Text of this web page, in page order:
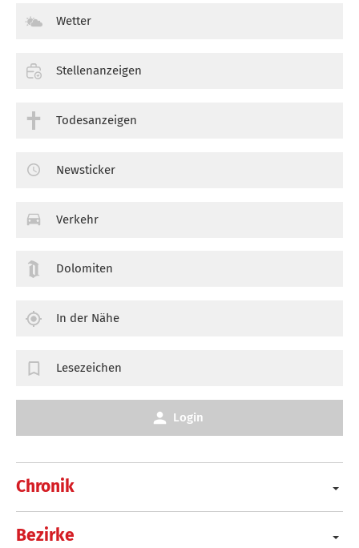
Chronik
Bezirke
Wetter
Stellenanzeigen
Todesanzeigen
Newsticker
Verkehr
Dolomiten
In der Nähe
Lesezeichen
Login